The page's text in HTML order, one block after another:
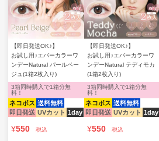
【即日発送OK♪】
お試し用♪エバーカラーワ
ンデーNatural パールベー
ジュ(1箱2枚入り)
ネコポス 送料無料
即日発送 UVカット 1day
3箱同時購入で1箱分無
料！
¥550 税込
【即日発送OK♪】
お試し用♪エバーカラーワ
ンデーNatural テディモカ
(1箱2枚入り)
ネコポス 送料無料
即日発送 UVカット 1day
3箱同時購入で1箱分無
料！
¥550 税込